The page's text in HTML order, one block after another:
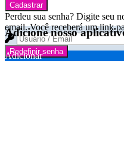
Cadastrar
Perdeu sua senha? Digite seu
email. Você receberá um link
Redefinir senha
Adicione nosso
Adicionar